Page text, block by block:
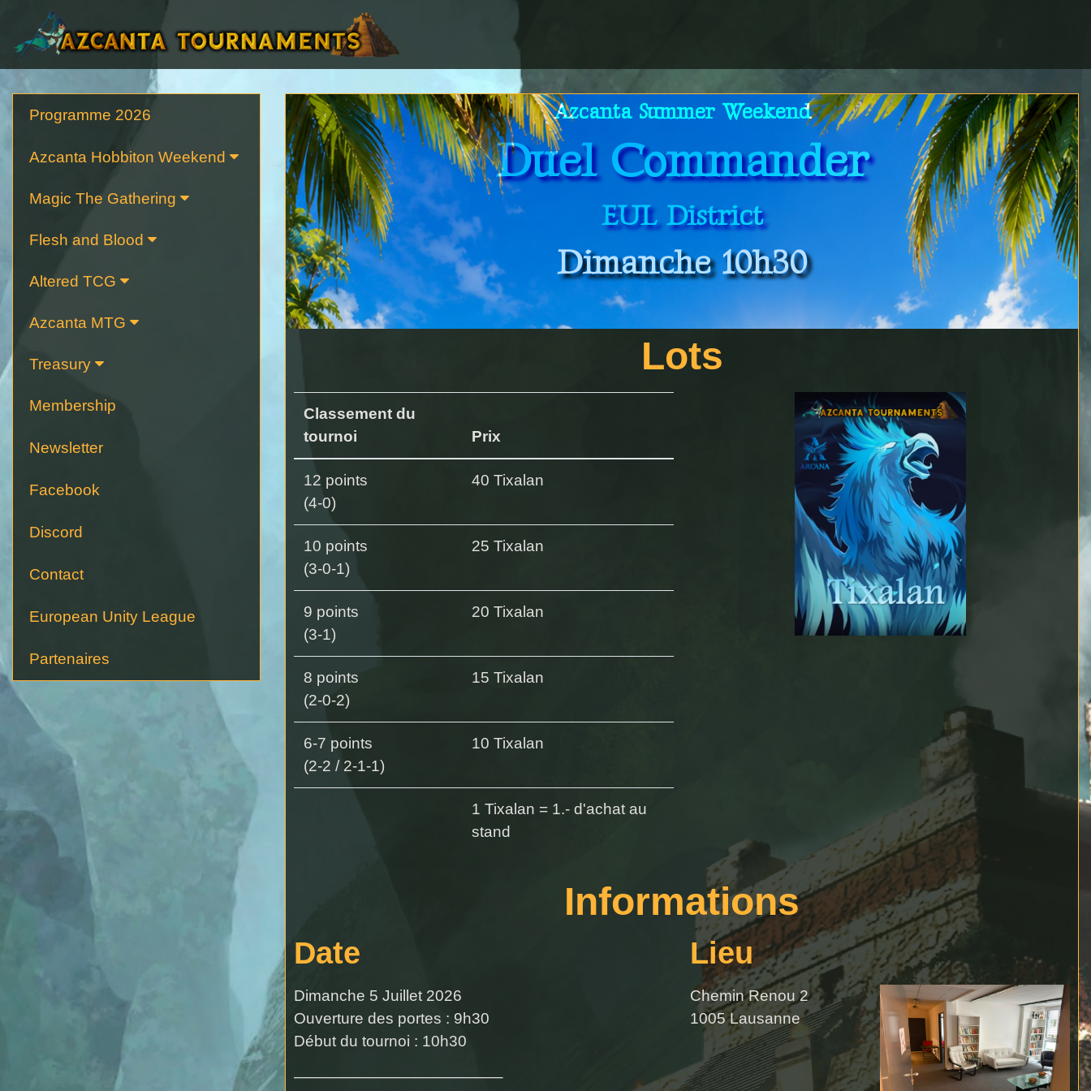
Programme 2026
Azcanta Hobbiton Weekend
Magic The Gathering
Flesh and Blood
Altered TCG
Azcanta MTG
Treasury
Membership
Newsletter
Facebook
Discord
Contact
European Unity League
Partenaires
Azcanta Summer Weekend
Duel Commander
EUL District
Dimanche 10h30
Lots
Classement du
tournoi
Prix
12 points
(4-0)
40 Tixalan
10 points
(3-0-1)
25 Tixalan
9 points
(3-1)
20 Tixalan
8 points
(2-0-2)
15 Tixalan
6-7 points
(2-2 / 2-1-1)
10 Tixalan
1 Tixalan = 1.- d'achat au
stand
Informations
Date
Dimanche 5 Juillet 2026
Ouverture des portes : 9h30
Début du tournoi : 10h30
—————————————–
Lieu
Chemin Renou 2
1005 Lausanne